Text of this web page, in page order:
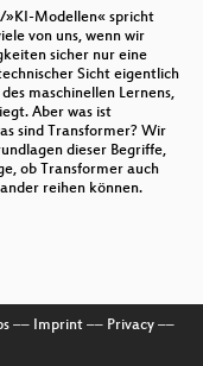
Linux und Open
Adressen in
für Rookies
einer DevOps
»KI-Modellen« spricht
von uns, wenn wir
sicher nur eine
Sicht eigentlich
maschinellen Lernens,
Aber was ist
sind Transformer? Wir
dieser Begriffe,
ob Transformer auch
reihen können.
–– Imprint–– Privacy––